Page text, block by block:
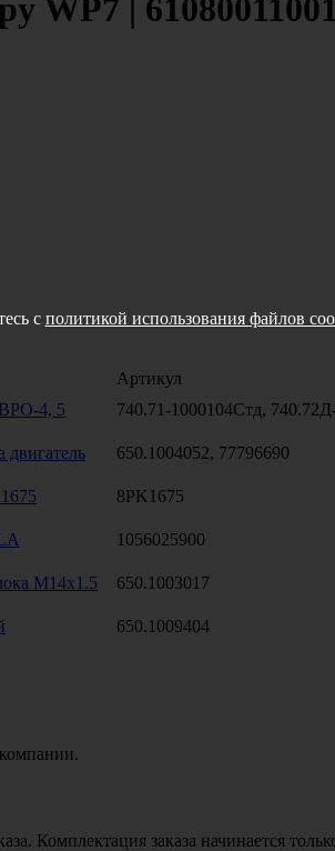
WP7 |
Артикул
4, 5 740.71-1000104Стд,
двигатель 650.1004052, 77796690
8PK1675
1056025900
М14х1.5 650.1003017
650.1009404
Комплектация заказа начинается
с политикой использования файлов